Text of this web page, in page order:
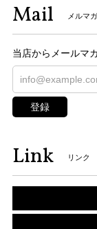
Mail メルマガ
当店からメールマ
登録
Link リンク